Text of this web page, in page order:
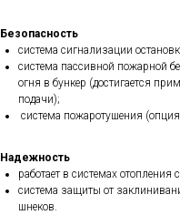
Безопасность
система сигнализации
система пассивной пожарной
огня в бункер (достигается
система пожаротушения
Надежность
работает в системах
система защиты от
шнеков.